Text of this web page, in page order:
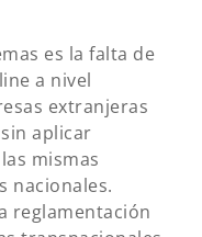
es la falta de
a nivel
extranjeras
aplicar
mismas
nacionales.
reglamentación